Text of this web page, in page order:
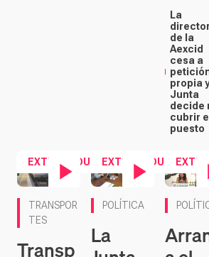
La
de la
Aexcid
cesa a
propia
Junta
decide
cubrir el
puesto
EXTREMADURA
TRANSPOR
TES
Transp
EXTREMADURA
POLÍTICA
La